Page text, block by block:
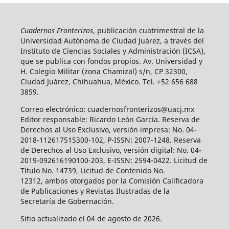
Cuadernos Fronterizos, publicación cuatrimestral de la
Universidad Autónoma de Ciudad Juárez, a través del
Instituto de Ciencias Sociales y Administración (ICSA),
que se publica con fondos propios. Av. Universidad y
H. Colegio Militar (zona Chamizal) s/n, CP 32300,
Ciudad Juárez, Chihuahua, México. Tel. +52 656 688
3859.
Correo electrónico: cuadernosfronterizos@uacj.mx
Editor responsable: Ricardo León García. Reserva de
Derechos al Uso Exclusivo, versión impresa: No. 04-
2018-112617515300-102, P-ISSN: 2007-1248. Reserva
de Derechos al Uso Exclusivo, versión digital: No. 04-
2019-092616190100-203, E-ISSN: 2594-0422. Licitud de
Título No. 14739, Licitud de Contenido No.
12312, ambos otorgados por la Comisión Calificadora
de Publicaciones y Revistas Ilustradas de la
Secretaría de Gobernación.
Sitio actualizado el 04 de agosto de 2026.